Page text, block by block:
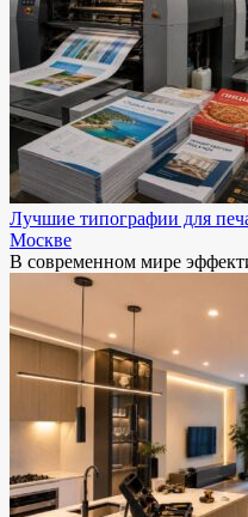
Лучшие типографии для
Москве
В современном мире